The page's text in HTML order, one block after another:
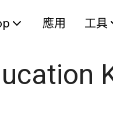
應用 工具